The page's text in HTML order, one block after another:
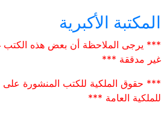
المكتبة الأكبرية
*** يرجى الملاحظة أن بعض هذه
غير مدققة ***
*** حقوق الملكية للكتب المنشورة على
للملكية العامة ***